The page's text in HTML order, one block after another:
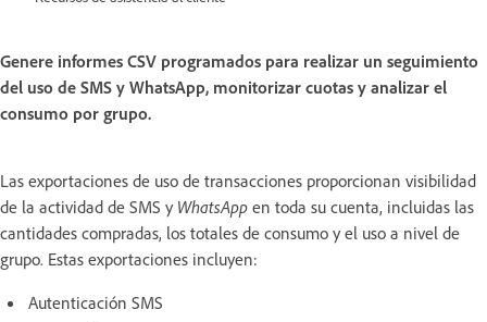
Genere informes CSV programados para realizar un seguimiento
del uso de SMS y WhatsApp, monitorizar cuotas y analizar el
consumo por grupo.
Las exportaciones de uso de transacciones proporcionan visibilidad
de la actividad de SMS y WhatsApp en toda su cuenta, incluidas las
cantidades compradas, los totales de consumo y el uso a nivel de
grupo. Estas exportaciones incluyen:
Autenticación SMS